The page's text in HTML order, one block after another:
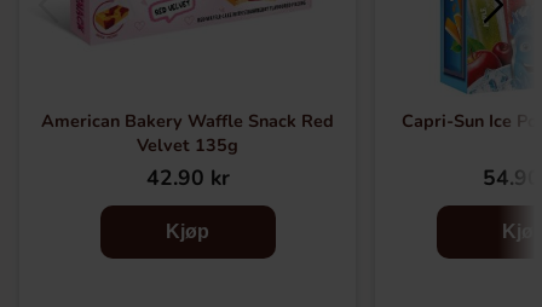
American Bakery Waffle Snack Red
Velvet 135g
42.90 kr
Kjøp
Capri-Sun Ice